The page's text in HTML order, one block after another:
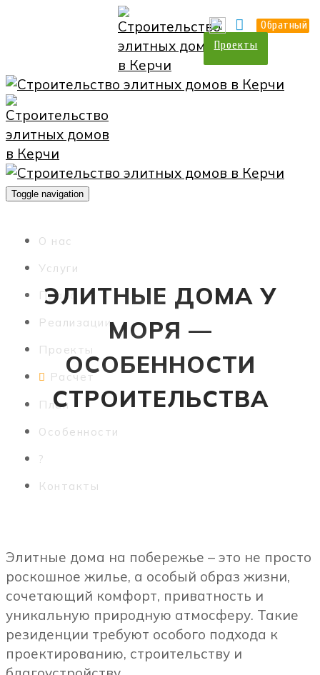
Проекты
Обратный
Toggle navigation
О нас
Услуги
Прайс
Реализации
Проекты
Расчет
План
Особенности
?
Контакты
ЭЛИТНЫЕ ДОМА У
МОРЯ —
ОСОБЕННОСТИ
СТРОИТЕЛЬСТВА
Элитные дома на побережье – это не просто
роскошное жилье, а особый образ жизни,
сочетающий комфорт, приватность и
уникальную природную атмосферу. Такие
резиденции требуют особого подхода к
проектированию, строительству и